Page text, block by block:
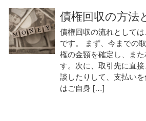
債権回収の方法
債権回収の流れとして
です。 まず、今までの
権の金額を確定し、ま
す。次に、取引先に直
談したりして、支払い
はご自身 […]